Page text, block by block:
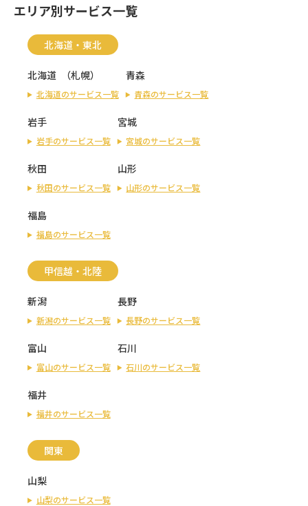
エリア別サービス一覧
北海道・東北
北海道 （札幌）
北海道のサービス一覧
青森
青森のサービス一覧
岩手
岩手のサービス一覧
宮城
宮城のサービス一覧
秋田
秋田のサービス一覧
山形
山形のサービス一覧
福島
福島のサービス一覧
甲信越・北陸
新潟
新潟のサービス一覧
長野
長野のサービス一覧
富山
富山のサービス一覧
石川
石川のサービス一覧
福井
福井のサービス一覧
関東
山梨
山梨のサービス一覧